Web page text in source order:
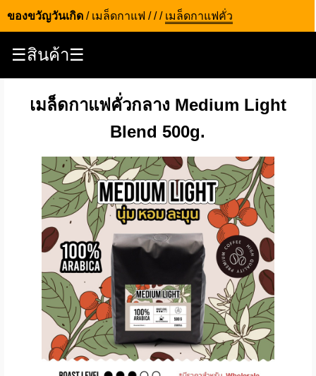
ของขวัญวันเกิด / เมล็ดกาแฟ /// เมล็ดกาแฟคั่ว
☰สินค้า☰
เมล็ดกาแฟคั่วกลาง Medium Light
Blend 500g.